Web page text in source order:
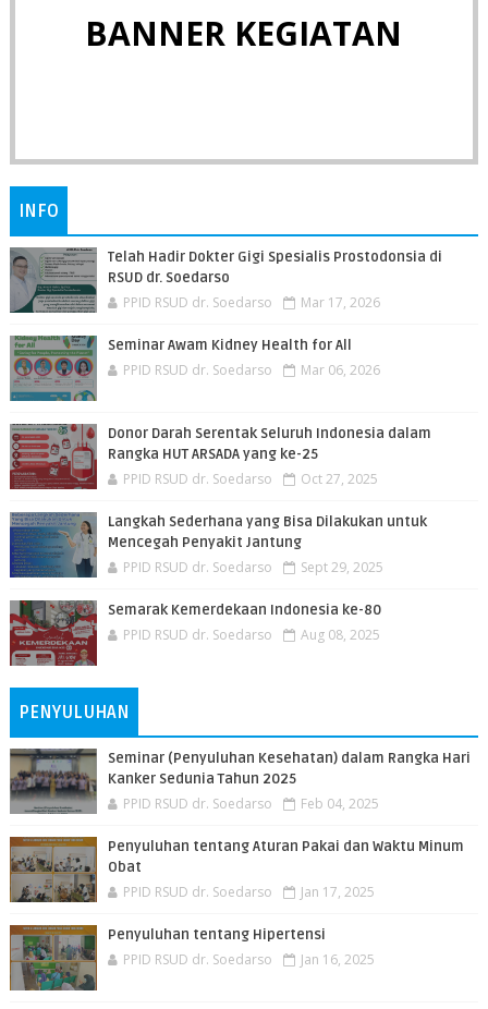
BANNER KEGIATAN
INFO
Telah Hadir Dokter Gigi Spesialis Prostodonsia di
RSUD dr. Soedarso
PPID RSUD dr. Soedarso Mar 17, 2026
Seminar Awam Kidney Health for All
PPID RSUD dr. Soedarso Mar 06, 2026
Donor Darah Serentak Seluruh Indonesia dalam
Rangka HUT ARSADA yang ke-25
PPID RSUD dr. Soedarso Oct 27, 2025
Langkah Sederhana yang Bisa Dilakukan untuk
Mencegah Penyakit Jantung
PPID RSUD dr. Soedarso Sept 29, 2025
Semarak Kemerdekaan Indonesia ke-80
PPID RSUD dr. Soedarso Aug 08, 2025
PENYULUHAN
Seminar (Penyuluhan Kesehatan) dalam Rangka Hari
Kanker Sedunia Tahun 2025
PPID RSUD dr. Soedarso Feb 04, 2025
Penyuluhan tentang Aturan Pakai dan Waktu Minum
Obat
PPID RSUD dr. Soedarso Jan 17, 2025
Penyuluhan tentang Hipertensi
PPID RSUD dr. Soedarso Jan 16, 2025